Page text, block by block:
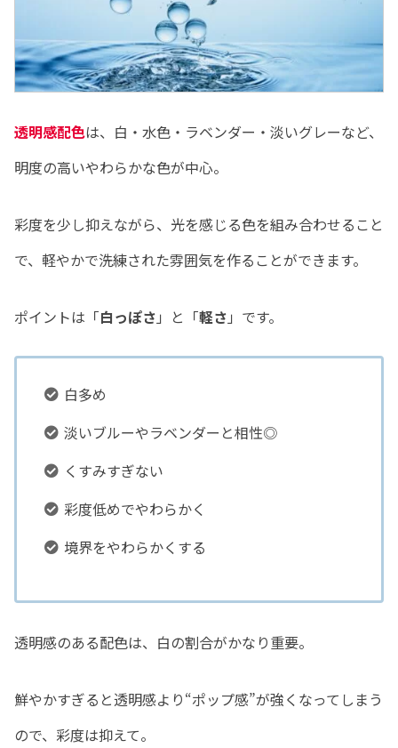
透明感配色は、白・水色・ラベンダー・淡いグレーなど、
明度の高いやわらかな色が中心。
彩度を少し抑えながら、光を感じる色を組み合わせること
で、軽やかで洗練された雰囲気を作ることができます。
ポイントは「白っぽさ 」と「軽さ 」です。
白多め
淡いブルーやラベンダーと相性◎
くすみすぎない
彩度低めでやわらかく
境界をやわらかくする
透明感のある配色は、白の割合がかなり重要。
鮮やかすぎると透明感より“ポップ感”が強くなってしまう
ので、彩度は抑えて。